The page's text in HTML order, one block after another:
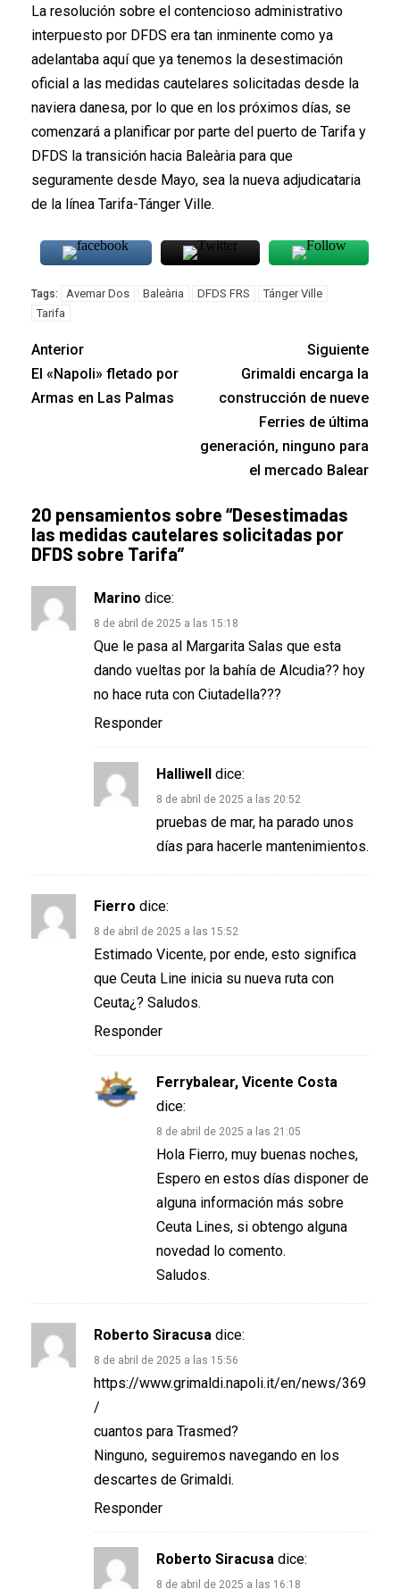
La resolución sobre el contencioso administrativo
interpuesto por DFDS era tan inminente como ya
adelantaba aquí que ya tenemos la desestimación
oficial a las medidas cautelares solicitadas desde la
naviera danesa, por lo que en los próximos días, se
comenzará a planificar por parte del puerto de Tarifa y
DFDS la transición hacia Baleària para que
seguramente desde Mayo, sea la nueva adjudicataria
de la línea Tarifa-Tánger Ville.
Tags: Avemar Dos Baleària DFDS FRS
Tánger Ville
Tarifa
Anterior
El «Napoli» fletado por
Armas en Las Palmas
Siguiente
Grimaldi encarga la
construcción de nueve
Ferries de última
generación, ninguno para
el mercado Balear
20 pensamientos sobre “Desestimadas
las medidas cautelares solicitadas por
DFDS sobre Tarifa”
Marino dice:
8 de abril de 2025 a las 15:18
Que le pasa al Margarita Salas que esta
dando vueltas por la bahía de Alcudia?? hoy
no hace ruta con Ciutadella???
Responder
Halliwell dice:
8 de abril de 2025 a las 20:52
pruebas de mar, ha parado unos
días para hacerle mantenimientos.
Fierro dice:
8 de abril de 2025 a las 15:52
Estimado Vicente, por ende, esto significa
que Ceuta Line inicia su nueva ruta con
Ceuta¿? Saludos.
Responder
Ferrybalear, Vicente Costa
dice:
8 de abril de 2025 a las 21:05
Hola Fierro, muy buenas noches,
Espero en estos días disponer de
alguna información más sobre
Ceuta Lines, si obtengo alguna
novedad lo comento.
Saludos.
Roberto Siracusa dice:
8 de abril de 2025 a las 15:56
https://www.grimaldi.napoli.it/en/news/369
/
cuantos para Trasmed?
Ninguno, seguiremos navegando en los
descartes de Grimaldi.
Responder
Roberto Siracusa dice:
8 de abril de 2025 a las 16:18